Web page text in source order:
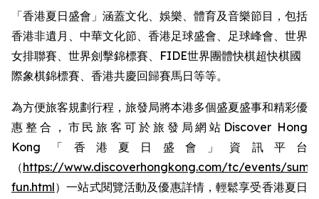
「香港夏日盛會」涵蓋文化、娛樂、體育及音樂節目，包括
香港非遺月、中華文化節、香港足球盛會、足球峰會、世界
女排聯賽、世界劍擊錦標賽、FIDE世界團體快棋超快棋國
際象棋錦標賽、香港共慶回歸賽馬日等等。 ​
為方便旅客規劃行程，旅發局將本港多個盛夏盛事和精彩優
惠整合，市民旅客可於旅發局網站Discover Hong
Kong「香港夏日盛會」資訊平台
（https://www.discoverhongkong.com/tc/events/
fun.html）一站式閱覽活動及優惠詳情，輕鬆享受香港夏日